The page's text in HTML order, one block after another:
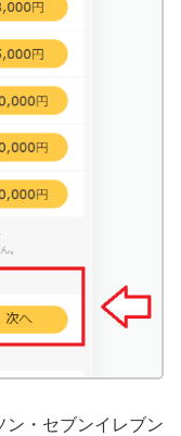
ン・セブンイレブン